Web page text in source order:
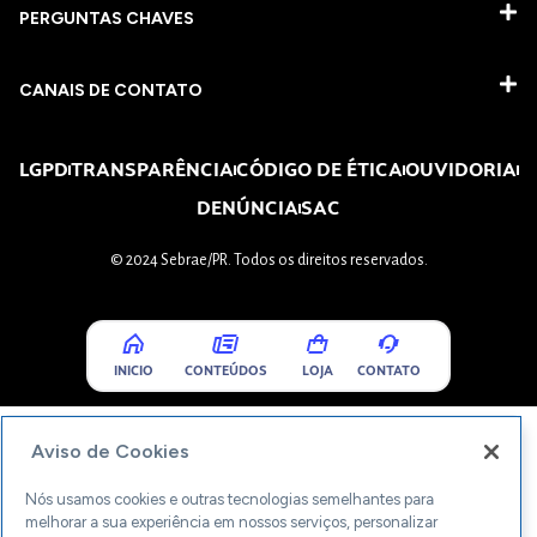
PERGUNTAS CHAVES​
CANAIS DE CONTATO
LGPDTRANSPARÊNCIACÓDIGO DE ÉTICAOUVIDORIA
DENÚNCIASAC
© 2024 Sebrae/PR. Todos os direitos reservados.
INICIO CONTEÚDOS LOJA CONTATO
Aviso de Cookies
Nós usamos cookies e outras tecnologias semelhantes para
melhorar a sua experiência em nossos serviços, personalizar